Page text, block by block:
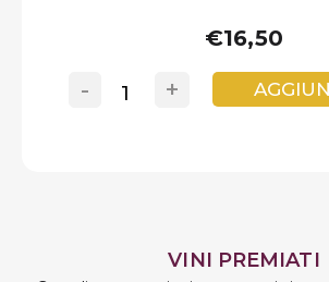
€16,50
+
-
VINI PREMIATI